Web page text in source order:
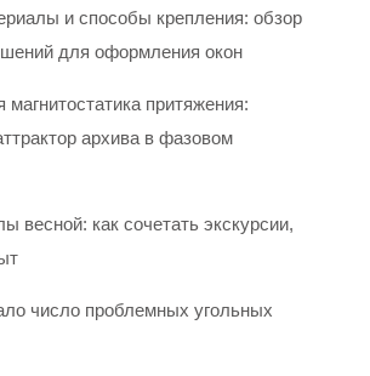
и способы крепления: обзор
для оформления окон
притяжения:
архива в фазовом
весной: как сочетать экскурсии,
число проблемных угольных